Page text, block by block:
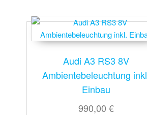
Audi A3 RS3 8V
Ambientebeleuchtung
Einbau
990,00 €